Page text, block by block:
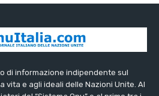
di informazione indipendente sul
vita e agli ideali delle Nazioni Unite. Al